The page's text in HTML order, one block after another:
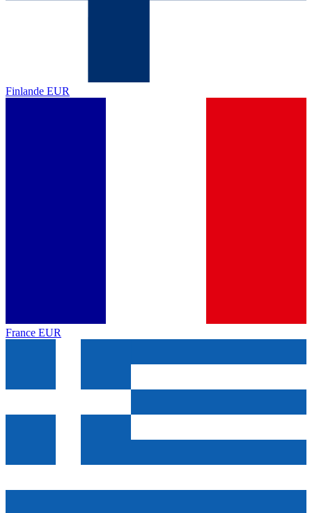
Finlande EUR
France EUR